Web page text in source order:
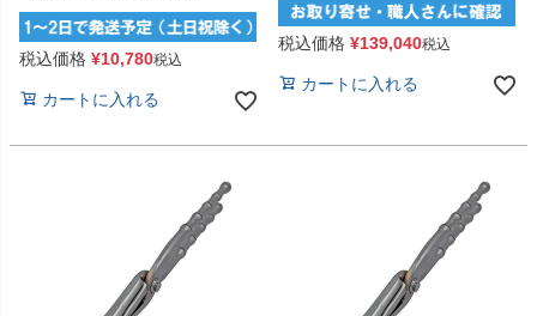
税込価格 ¥10,780税込
カートに入れる
税込価格 ¥139,040税込
カートに入れる